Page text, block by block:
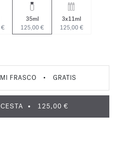
35ml
125,00 €
3x11ml
125,00 €
FRASCO • GRATIS
125,00 €